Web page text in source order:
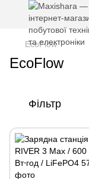
EcoFlow
EcoFlow
Фільтр